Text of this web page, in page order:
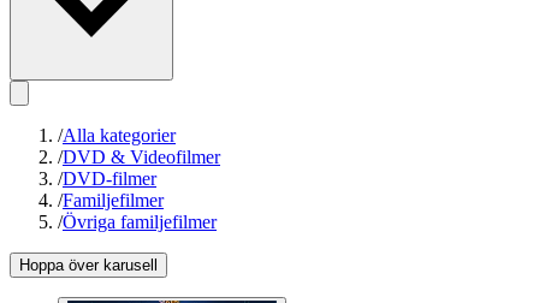
/Alla kategorier
/DVD & Videofilmer
/DVD-filmer
/Familjefilmer
/Övriga familjefilmer
Hoppa över karusell